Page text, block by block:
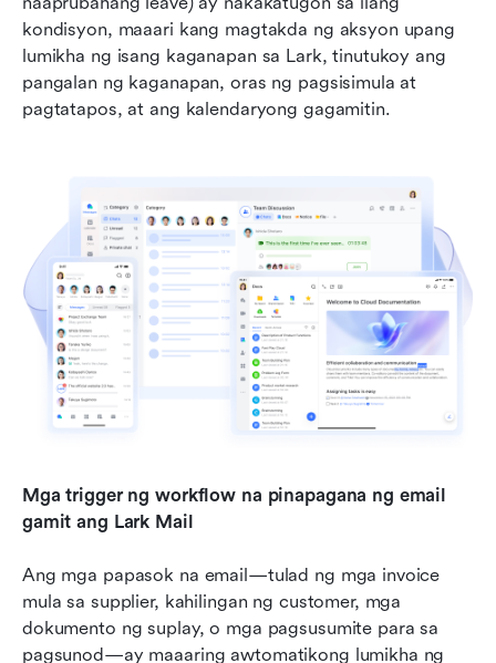
kondisyon, maaari kang magtakda ng aksyon upang
lumikha ng isang kaganapan sa Lark, tinutukoy ang
pangalan ng kaganapan, oras ng pagsisimula at
pagtatapos, at ang kalendaryong gagamitin.
Mga trigger ng workflow na pinapagana ng email
gamit ang Lark Mail
Ang mga papasok na email—tulad ng mga invoice
mula sa supplier, kahilingan ng customer, mga
dokumento ng suplay, o mga pagsusumite para sa
pagsunod—ay maaaring awtomatikong lumikha ng